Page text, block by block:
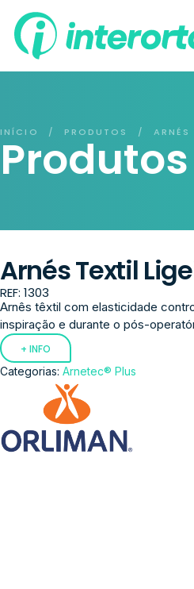
INÍCIO / PRODUTOS /
Produtos
Arnés Textil
REF: 1303
Arnês têxtil com elasticidade
inspiração e durante o pós-
+ INFO
Categorias: Arnetec® Plus